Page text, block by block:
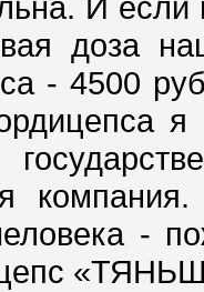
И
доза
- 4500
-